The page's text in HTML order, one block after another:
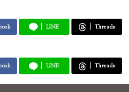
LINE Threads
LINE Threads